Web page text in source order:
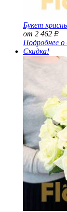
Букет
от 2 462 Р
Подробнее о
Скидка!